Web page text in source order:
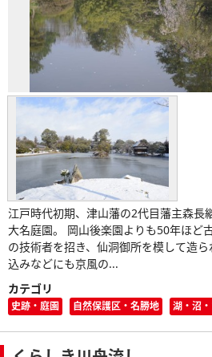
江戸時代初期、津山藩の2代目藩主森長
大名庭園。 岡山後楽園よりも50年ほど
の技術者を招き、仙洞御所を模して造
込みなどにも京風の...
カテゴリ
史跡・庭園 自然保護区・名勝地 湖・沼